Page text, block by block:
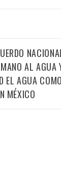
AL AGUA
EL AGUA COMO
MÉXICO